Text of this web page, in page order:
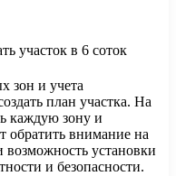
зон и учета
план участка. На
каждую зону и
обратить внимание на
установки
и безопасности.